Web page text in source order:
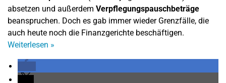
absetzen und außerdem Verpflegungspauschbeträge
beanspruchen. Doch es gab immer wieder Grenzfälle, die
auch heute noch die Finanzgerichte beschäftigen.
Weiterlesen »